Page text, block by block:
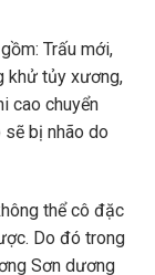
Trấu mới,
khử tủy xương,
cao chuyển
bị nhão do
thể cô đặc
Do đó trong
Sơn dương